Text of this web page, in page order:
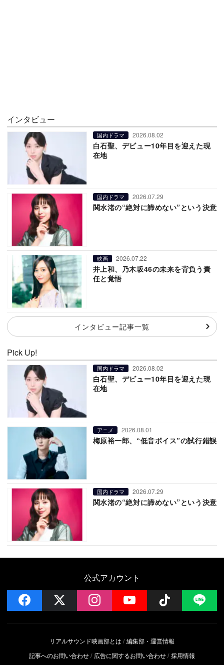
インタビュー
国内ドラマ 2026.08.02
白石聖、デビュー10年目を迎えた現
在地
国内ドラマ 2026.07.29
関水渚の“絶対に諦めない”という決意
映画 2026.07.22
井上和、乃木坂46の未来を背負う責
任と覚悟
インタビュー記事一覧
Pick Up!
国内ドラマ 2026.08.02
白石聖、デビュー10年目を迎えた現
在地
アニメ 2026.08.01
梅原裕一郎、“低音ボイス”の試行錯誤
国内ドラマ 2026.07.29
関水渚の“絶対に諦めない”という決意
公式アカウント
facebook instagramYouTube Follow
リアルサウンド映画部とは
編集部・運営情報
記事へのお問い合わせ
広告に関するお問い合わせ 採用情報